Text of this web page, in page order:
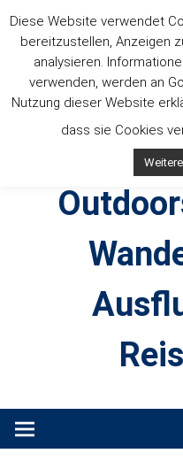
Inhalt
springen
Produkttests und
Diese Website verwendet
bereitzustellen, Anzeigen
analysieren.
verwenden, werden an
Nutzung dieser Website
dass sie Cookies